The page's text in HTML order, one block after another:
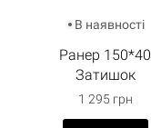
В наявності
Ранер 150*40
Затишок
1 295 грн